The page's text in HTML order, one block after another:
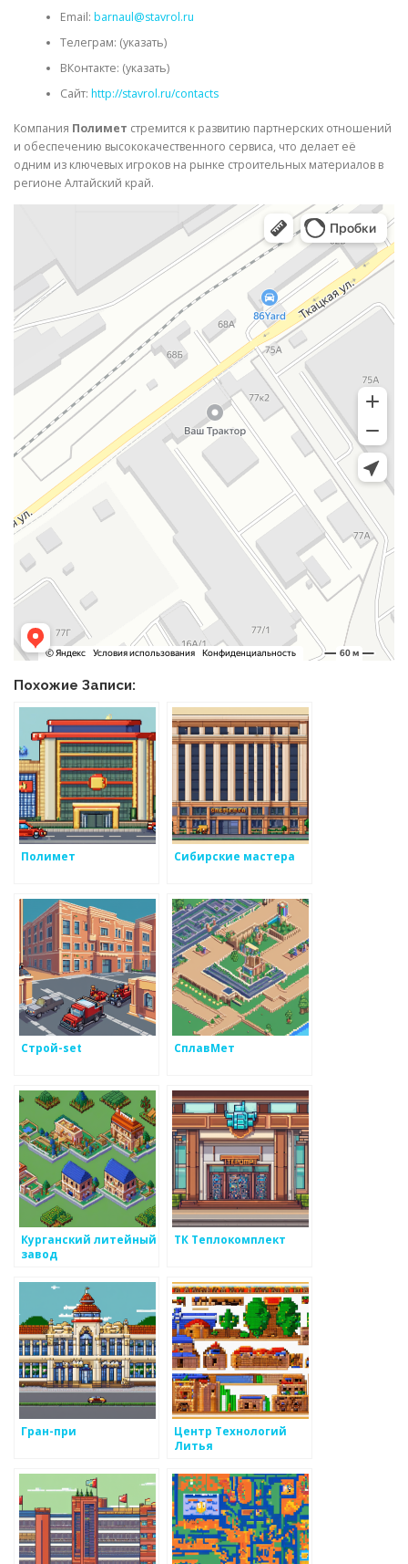
Email: barnaul@stavrol.ru
Телеграм: (указать)
ВКонтакте: (указать)
Сайт: http://stavrol.ru/contacts
Компания Полимет стремится к развитию партнерских отношений
и обеспечению высококачественного сервиса, что делает её
одним из ключевых игроков на рынке строительных материалов в
регионе Алтайский край.
Похожие Записи:
Полимет Сибирские мастера
Строй-set СплавМет
Курганский литейный
завод
ТК Теплокомплект
Гран-при
Центр Технологий
Литья